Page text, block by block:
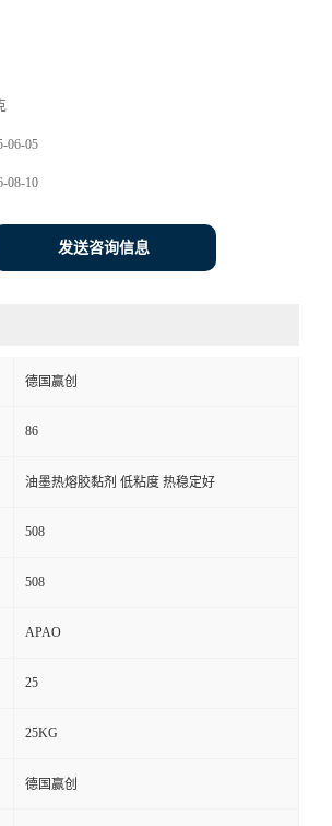
06-05
08-10
发送咨询信息
德国赢创
86
油墨热熔胶黏剂 低粘度 热稳定好
508
508
APAO
25
25KG
德国赢创